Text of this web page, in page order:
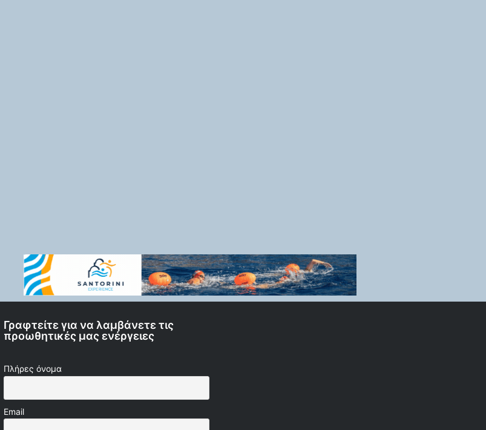
Γραφτείτε για να λαμβάνετε τις
προωθητικές μας ενέργειες
Πλήρες όνομα
Email